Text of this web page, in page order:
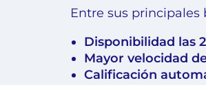
Entre sus principales
Disponibilidad las
Mayor velocidad
Calificación